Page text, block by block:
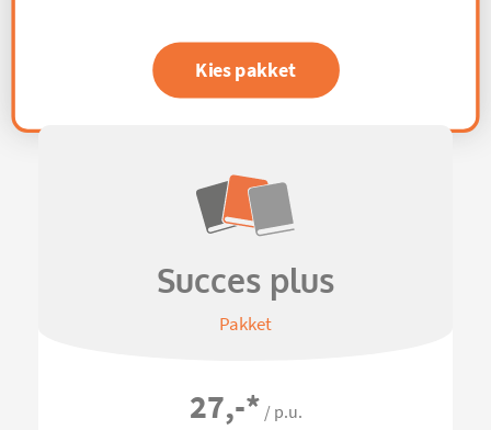
Kies pakket
Succes plus
Pakket
27,-* / p.u.